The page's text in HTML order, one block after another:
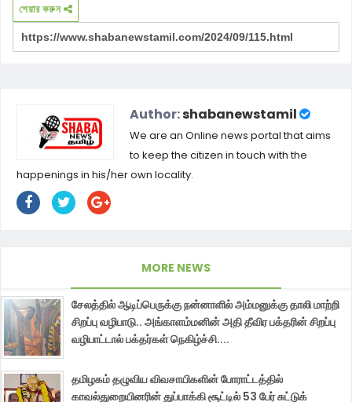
শেয়ার করুন
Author:shabanewstamil
We are an Online news portal that aims
to keep the citizen in touch with the
happenings in his/her own locality.
MORE NEWS
சேலத்தில் ஆடிப்பெருக்கு நன்னாளில் அம்மனுக்கு தாலி மாற்றி
சிறப்பு வழிபாடு.. அங்காளம்மனின் அதி தீவிர பக்தரின் சிறப்பு
வழிபாட்டால் பக்தர்கள் நெகிழ்ச்சி....
தமிழகம் தழுவிய விவசாயிகளின் போராட்டத்தில்
காவல்துறையினரின் துப்பாக்கி சூட்டில் 53 பேர் சுட்டுக்